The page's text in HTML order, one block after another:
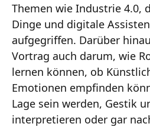
Themen wie Industrie 4.0,
Dinge und digitale
aufgegriffen. Darüber
Vortrag auch darum, wie
lernen können, ob
Emotionen empfinden
Lage sein werden, Gestik
interpretieren oder gar